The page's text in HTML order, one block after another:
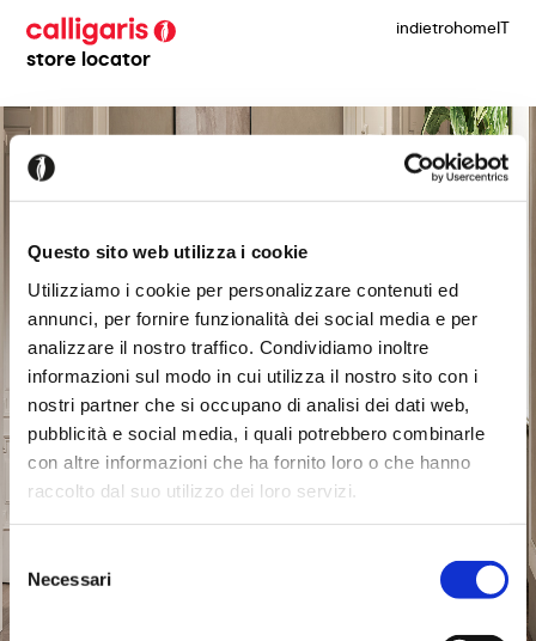
Questo sito web utilizza i cookie
Utilizziamo i cookie per personalizzare contenuti ed
annunci, per fornire funzionalità dei social media e per
analizzare il nostro traffico. Condividiamo inoltre
informazioni sul modo in cui utilizza il nostro sito con i
nostri partner che si occupano di analisi dei dati web,
pubblicità e social media, i quali potrebbero combinarle
con altre informazioni che ha fornito loro o che hanno
raccolto dal suo utilizzo dei loro servizi.
del
consenso
Necessari
store locator
indietrohomeIT